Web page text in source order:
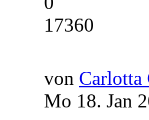
17360
von Carlotta
Mo 18. Jan